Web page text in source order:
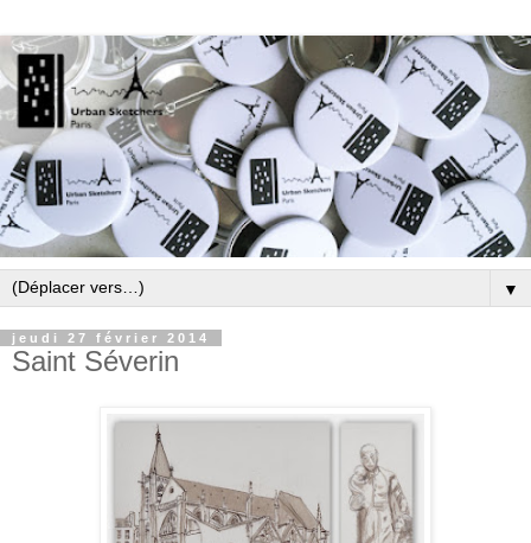
▼
jeudi 27 février 2014
Saint Séverin